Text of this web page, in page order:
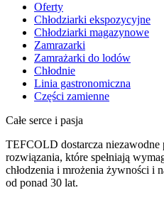
Oferty
Chłodziarki ekspozycyjne
Chłodziarki magazynowe
Zamrazarki
Zamrażarki do lodów
Chłodnie
Linia gastronomiczna
Części zamienne
Całe serce i pasja
TEFCOLD dostarcza niezawodne
rozwiązania, które spełniają
chłodzenia i mrożenia żywności i
od ponad 30 lat.